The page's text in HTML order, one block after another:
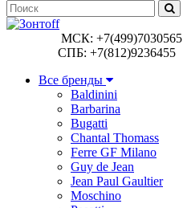
МСК: +7(499)7030565
СПБ: +7(812)9236455
Все бренды
Baldinini
Barbarina
Bugatti
Chantal Thomass
Ferre GF Milano
Guy de Jean
Jean Paul Gaultier
Moschino